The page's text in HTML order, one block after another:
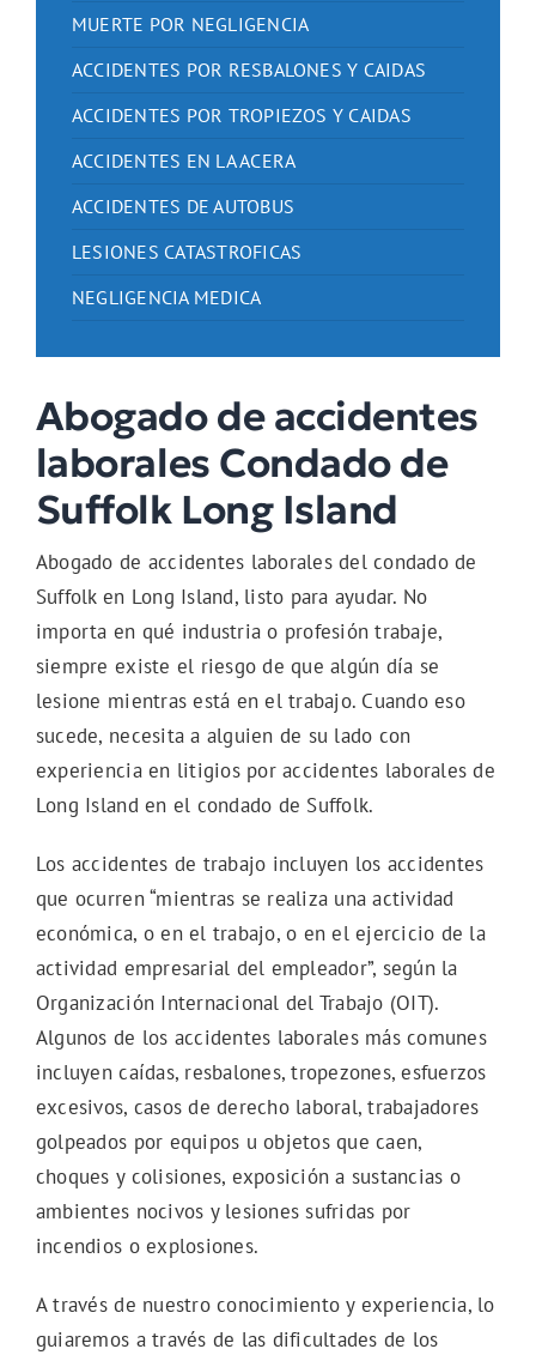
MUERTE POR NEGLIGENCIA
ACCIDENTES POR RESBALONES Y CAIDAS
ACCIDENTES POR TROPIEZOS Y CAIDAS
ACCIDENTES EN LA ACERA
ACCIDENTES DE AUTOBUS
LESIONES CATASTROFICAS
NEGLIGENCIA MEDICA
Abogado de accidentes
laborales Condado de
Suffolk Long Island
Abogado de accidentes laborales del condado de
Suffolk en Long Island, listo para ayudar. No
importa en qué industria o profesión trabaje,
siempre existe el riesgo de que algún día se
lesione mientras está en el trabajo. Cuando eso
sucede, necesita a alguien de su lado con
experiencia en litigios por accidentes laborales de
Long Island en el condado de Suffolk.
Los accidentes de trabajo incluyen los accidentes
que ocurren “mientras se realiza una actividad
económica, o en el trabajo, o en el ejercicio de la
actividad empresarial del empleador”, según la
Organización Internacional del Trabajo (OIT).
Algunos de los accidentes laborales más comunes
incluyen caídas, resbalones, tropezones, esfuerzos
excesivos, casos de derecho laboral, trabajadores
golpeados por equipos u objetos que caen,
choques y colisiones, exposición a sustancias o
ambientes nocivos y lesiones sufridas por
incendios o explosiones.
A través de nuestro conocimiento y experiencia, lo
guiaremos a través de las dificultades de los